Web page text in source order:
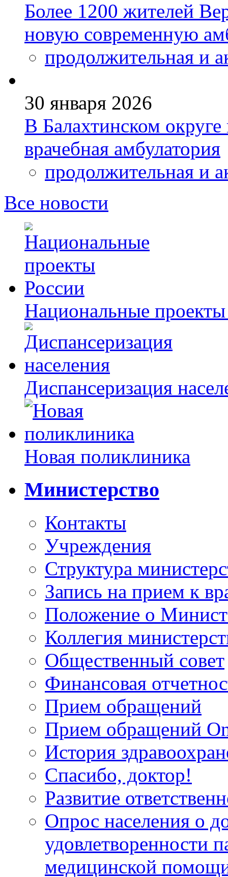
Более 1200 жителей
новую современную
продолжительная и
30 января 2026
В Балахтинском
врачебная амбулатория
продолжительная и
Все новости
Национальные
Диспансеризация
Новая поликлиника
Министерство
Контакты
Учреждения
Структура
Запись на прием к
Положение о
Коллегия
Общественный совет
Финансовая
Прием обращений
Прием обращений
История
Спасибо, доктор!
Развитие
Опрос населения о
удовлетворенности
медицинской